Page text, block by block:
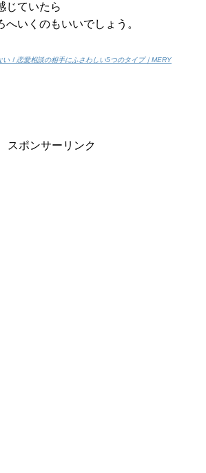
じていたら
へいくのもいいでしょう。
い！恋愛相談の相手にふさわしい5つのタイプ｜MERY
スポンサーリンク